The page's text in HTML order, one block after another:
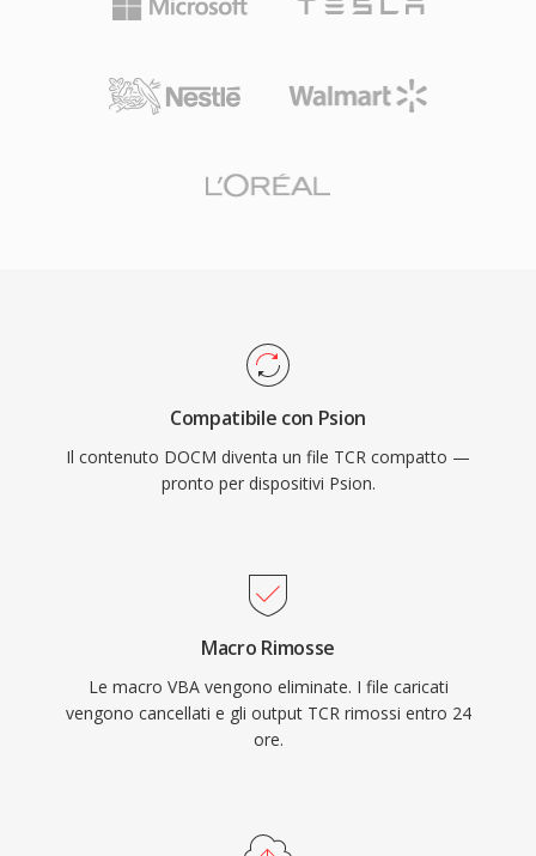
Compatibile con Psion
Il contenuto DOCM diventa un file TCR compatto —
pronto per dispositivi Psion.
Macro Rimosse
Le macro VBA vengono eliminate. I file caricati
vengono cancellati e gli output TCR rimossi entro 24
ore.